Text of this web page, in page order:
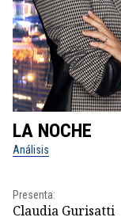
LA NOCHE
Análisis
Presenta:
Claudia Gurisatti